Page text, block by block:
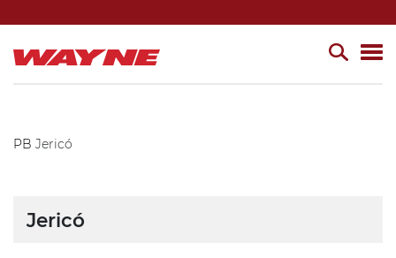
PB Jericó
Jericó